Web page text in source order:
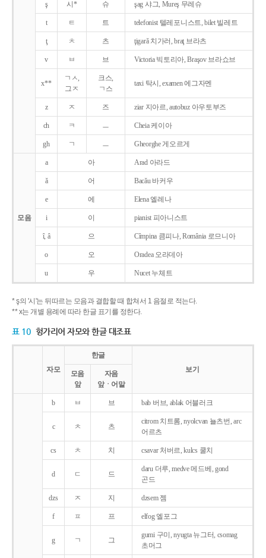
ş 시* 슈 şag 샤그, Mureş 무레슈
t ㅌ 트 telefonist 텔레포니스트, bilet 빌레트
ţ ㅊ 츠 ţigarǎ 치가러, braţ 브라츠
v ㅂ 브 Victoria 빅토리아, Braşov 브라쇼브
x**
ㄱㅅ,
그ㅈ
크스,
ㄱ스
taxi 탁시, examen 에그자멘
z ㅈ 즈 ziar 지아르, autobuz 아우토부즈
ch ㅋ ㅡ Cheia 케이아
gh ㄱ ㅡ Gheorghe 게오르게
모음
a 아 Arad 아라드
ǎ 어 Bacǎu 바커우
e 에 Elena 엘레나
i 이 pianist 피아니스트
î, â 으 Cîmpina 큼피나, România 로므니아
o 오 Oradea 오라데아
u 우 Nucet 누체트
* ş의 '시'는 뒤따르는 모음과 결합할 때 합쳐서 1 음절로 적는다.
** x는 개별 용례에 따라 한글 표기를 정한다.
표 10 헝가리어 자모와 한글 대조표
자모
한글
보기
모음
앞
자음
앞ㆍ어말
b ㅂ 브 bab 버브, ablak 어블러크
c ㅊ 츠
citrom 치트롬, nyolcvan 뇰츠번, arc
어르츠
cs ㅊ 치 csavar 처버르, kulcs 쿨치
d ㄷ 드
daru 더루, medve 메드베, gond
곤드
dzs ㅈ 지 dzsem 젬
f ㅍ 프 elfog 엘포그
g ㄱ 그
gumi 구미, nyugta 뉴그터, csomag
초머그